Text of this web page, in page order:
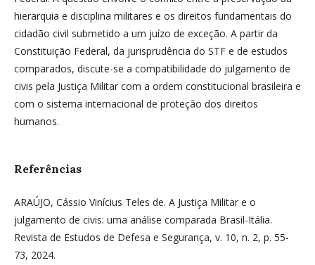
hierarquia e disciplina militares e os direitos fundamentais do
cidadão civil submetido a um juízo de exceção. A partir da
Constituição Federal, da jurisprudência do STF e de estudos
comparados, discute-se a compatibilidade do julgamento de
civis pela Justiça Militar com a ordem constitucional brasileira e
com o sistema internacional de proteção dos direitos
humanos.
Referências
ARAÚJO, Cássio Vinícius Teles de. A Justiça Militar e o
julgamento de civis: uma análise comparada Brasil-Itália.
Revista de Estudos de Defesa e Segurança, v. 10, n. 2, p. 55-
73, 2024.